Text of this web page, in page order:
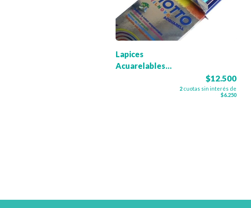
Lapices
Acuarelables
$12.500
2 cuotas sin interés de
$6.250